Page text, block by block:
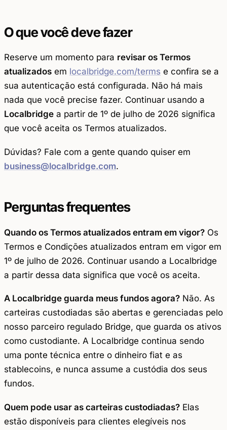
O que você deve fazer
Reserve um momento para revisar os Termos
atualizados em localbridge.com/terms e confira se a
sua autenticação está configurada. Não há mais
nada que você precise fazer. Continuar usando a
Localbridge a partir de 1º de julho de 2026 significa
que você aceita os Termos atualizados.
Dúvidas? Fale com a gente quando quiser em
business@localbridge.com.
Perguntas frequentes
Quando os Termos atualizados entram em vigor? Os
Termos e Condições atualizados entram em vigor em
1º de julho de 2026. Continuar usando a Localbridge
a partir dessa data significa que você os aceita.
A Localbridge guarda meus fundos agora? Não. As
carteiras custodiadas são abertas e gerenciadas pelo
nosso parceiro regulado Bridge, que guarda os ativos
como custodiante. A Localbridge continua sendo
uma ponte técnica entre o dinheiro fiat e as
stablecoins, e nunca assume a custódia dos seus
fundos.
Quem pode usar as carteiras custodiadas? Elas
estão disponíveis para clientes elegíveis nos